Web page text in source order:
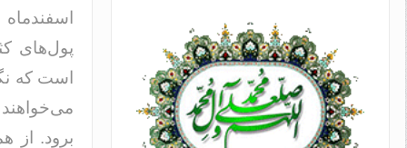
پول‌های
است که
برود. از